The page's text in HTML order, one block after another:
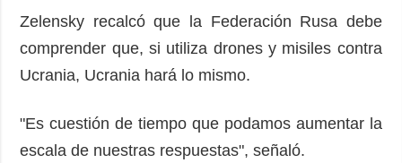
Zelensky recalcó que la Federación Rusa debe
comprender que, si utiliza drones y misiles contra
Ucrania, Ucrania hará lo mismo.
"Es cuestión de tiempo que podamos aumentar la
escala de nuestras respuestas", señaló.